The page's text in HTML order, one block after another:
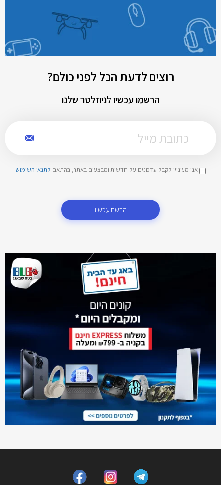
רוצים לדעת הכל לפני כולם?
הרשמו עכשיו לניוזלטר שלנו
אני מעוניין לקבל עדכונים על חדשות ומבצעים באתר, בהתאם לתנאי השימוש
הרשם עכשיו